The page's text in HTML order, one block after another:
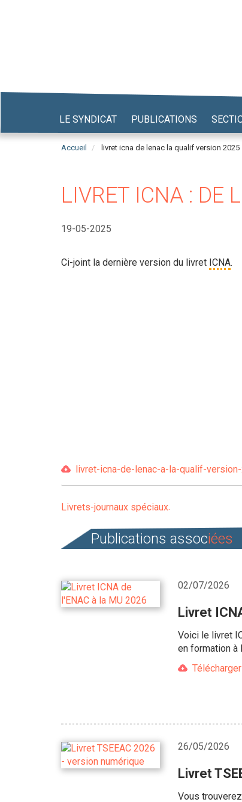
LE SYNDICAT PUBLICATIONS
Accueil livret icna de lenac la qualif version 2025
LIVRET ICNA : DE
19-05-2025
Ci-joint la dernière version du livret ICNA.
livret-icna-de-lenac-a-la-qualif-
Livrets-journaux spéciaux
Publications associées
02/07/2026
Livret
Voici le livret
en formation à
26/05/2026
Livret
Vous